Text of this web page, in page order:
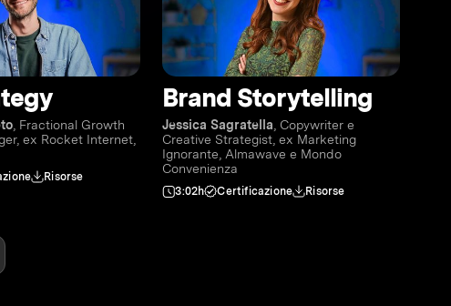
, Fractional Growth
ex Rocket Internet,
Risorse
Brand Storytelling
Jessica Sagratella , Copywriter e
Creative Strategist, ex Marketing
Ignorante, Almawave e Mondo
Convenienza
3:02h Certificazione Risorse